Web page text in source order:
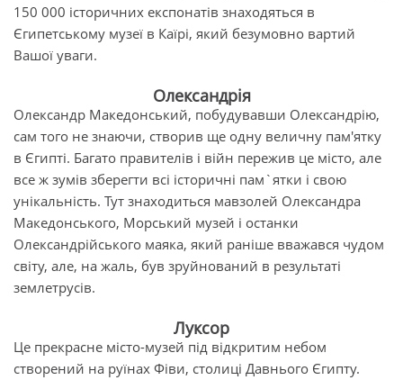
150 000 історичних експонатів знаходяться в
Єгипетському музеї в Каїрі, який безумовно вартий
Вашої уваги.
Олександрія
Олександр Македонський, побудувавши Олександрію,
сам того не знаючи, створив ще одну величну пам'ятку
в Єгипті. Багато правителів і війн пережив це місто, але
все ж зумів зберегти всі історичні пам`ятки і свою
унікальність. Тут знаходиться мавзолей Олександра
Македонського, Морський музей і останки
Олександрійського маяка, який раніше вважався чудом
світу, але, на жаль, був зруйнований в результаті
землетрусів.
Луксор
Це прекрасне місто-музей під відкритим небом
створений на руїнах Фіви, столиці Давнього Єгипту.